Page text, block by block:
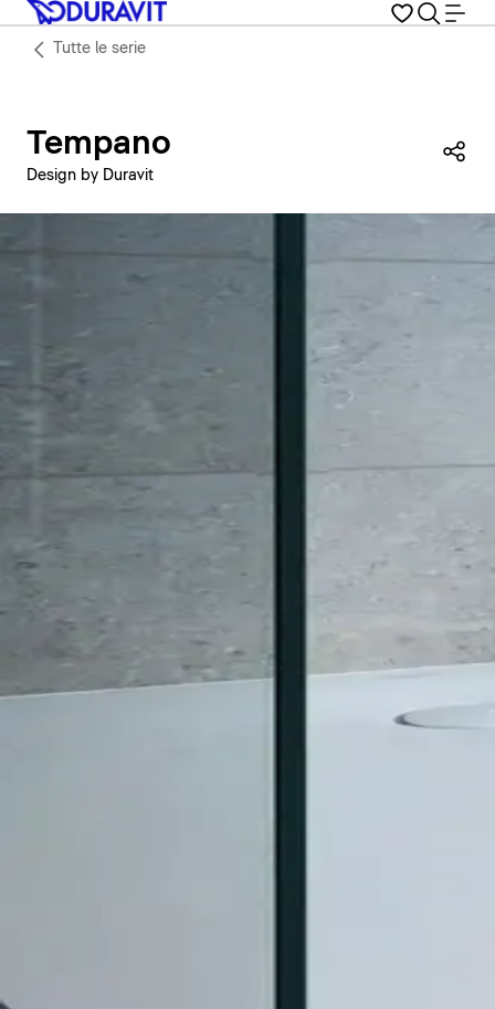
Tutte le serie
Tempano
Design by Duravit